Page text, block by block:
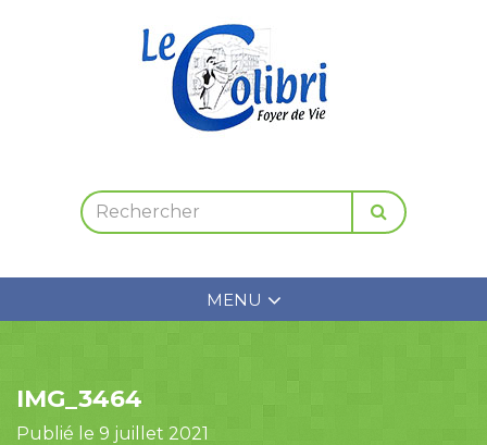
MENU
IMG_3464
Publié le 9 juillet 2021